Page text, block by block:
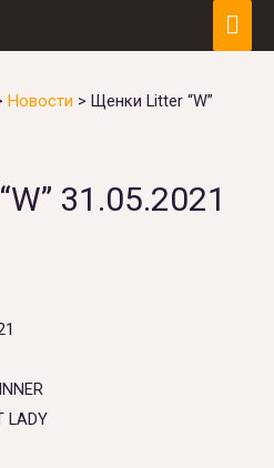
Новости > Щенки Litter “W”
31.05.2021
LADY